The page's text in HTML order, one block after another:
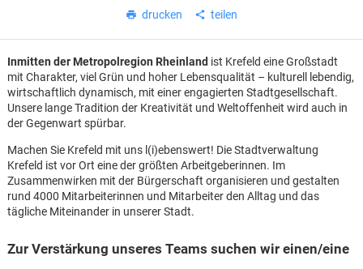
drucken teilen
Inmitten der Metropolregion Rheinland ist Krefeld eine Großstadt
mit Charakter, viel Grün und hoher Lebensqualität – kulturell lebendig,
wirtschaftlich dynamisch, mit einer engagierten Stadtgesellschaft.
Unsere lange Tradition der Kreativität und Weltoffenheit wird auch in
der Gegenwart spürbar.
Machen Sie Krefeld mit uns l(i)ebenswert! Die Stadtverwaltung
Krefeld ist vor Ort eine der größten Arbeitgeberinnen. Im
Zusammenwirken mit der Bürgerschaft organisieren und gestalten
rund 4000 Mitarbeiterinnen und Mitarbeiter den Alltag und das
tägliche Miteinander in unserer Stadt.
Zur Verstärkung unseres Teams suchen wir einen/eine